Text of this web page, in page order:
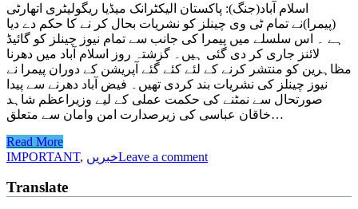
اسلام آباد(جنگ): پاکستان الیکٹرانک میڈیا ریگولیٹری اتھارٹی
(پیمرا)نے تمام ٹی وی چینلز کو نشریات بحال کر نے کا حکم دے دیا
ہے ۔ اس سلسلے میں پیمرا کی جانب سے تمام نیوز چینلز کو گائیڈ
لائنز جاری کر دی گئی ہیں۔ گزشتہ روز اسلام آباد میں دھرنا
مظاہرین کو منتشر کرنے کے لئے کئے گئے آپریشن کے دوران پیمرا نے
نیوز چینلز کی نشریات بند کردی تھیں۔ فیض آباد دھرنے سے پیدا
صورتحال سے نمٹنے کی حکمت عملی کے لیے وزیراعظم شاہد
خاقان عباسی کی زیرصدارت امن وامان سے متعلق…
Read More
IMPORTANT, خبریںLeave a comment
Translate